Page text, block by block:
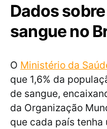
Dados
sangue no
O Ministério da
que 1,6% da
de sangue,
da Organização
que cada país